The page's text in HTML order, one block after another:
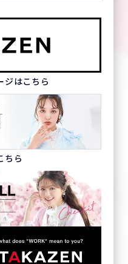
ジはこちら
ちら